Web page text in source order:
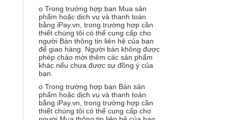
o Trong trường hợp bạn Mua sản
phẩm hoặc dịch vụ và thanh toán
bằng iPay.vn, trong trường hợp cần
thiết chúng tôi có thể cung cấp cho
người Bán thông tin liên hệ của bạn
để giao hàng. Người bán không được
phép chào mời thêm các sản phẩm
khác nếu chưa được sự đồng ý của
bạn.
o Trong trường hợp bạn Bán sản
phẩm hoặc dịch vụ và thanh toán
bằng iPay.vn, trong trường hợp cần
thiết chúng tôi có thể cung cấp cho